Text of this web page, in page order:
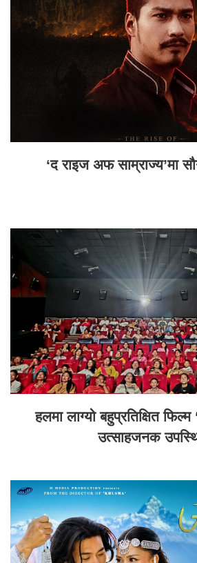
‘द राइज अफ साम्राज्य’मा
हलमा लाग्यो बहुप्रतिक्षित
उत्साहजनक